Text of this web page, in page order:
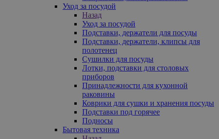
Уход за посудой
Назад
Уход за посудой
Подставки, держатели для посуды
Подставки, держатели, клипсы для
полотенец
Сушилки для посуды
Лотки, подставки для столовых
приборов
Принадлежности для кухонной
раковины
Коврики для сушки и хранения посуды
Подставки под горячее
Подносы
Бытовая техника